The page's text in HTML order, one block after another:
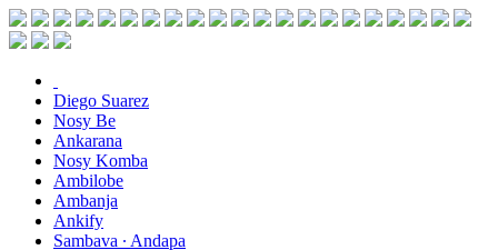
Diego Suarez
Nosy Be
Ankarana
Nosy Komba
Ambilobe
Ambanja
Ankify
Sambava ∙ Andapa